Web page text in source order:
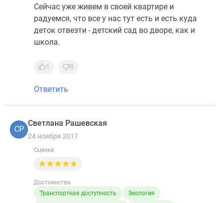
Сейчас уже живем в своей квартире и
радуемся, что все у нас тут есть и есть куда
деток отвезти - детский сад во дворе, как и
школа.
1 0
Ответить
СР
Светлана Рашевская
24 ноября 2017
Оценка
Достоинства
Транспортная доступность
Экология